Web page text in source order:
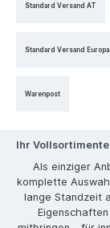
Standard Versand AT
Standard Versand
Warenpost
Ihr
Als einziger
komplette
lange Standzeit